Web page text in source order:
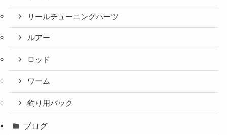
リールチューニングパーツ
ルアー
ロッド
ワーム
釣り用バック
ブログ